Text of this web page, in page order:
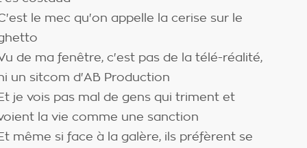
le mec qu'on appelle la cerise sur le
de ma fenêtre, c'est pas de la télé-réalité,
un sitcom d'AB Production
je vois pas mal de gens qui triment et
la vie comme une sanction
même si face à la galère, ils préfèrent se